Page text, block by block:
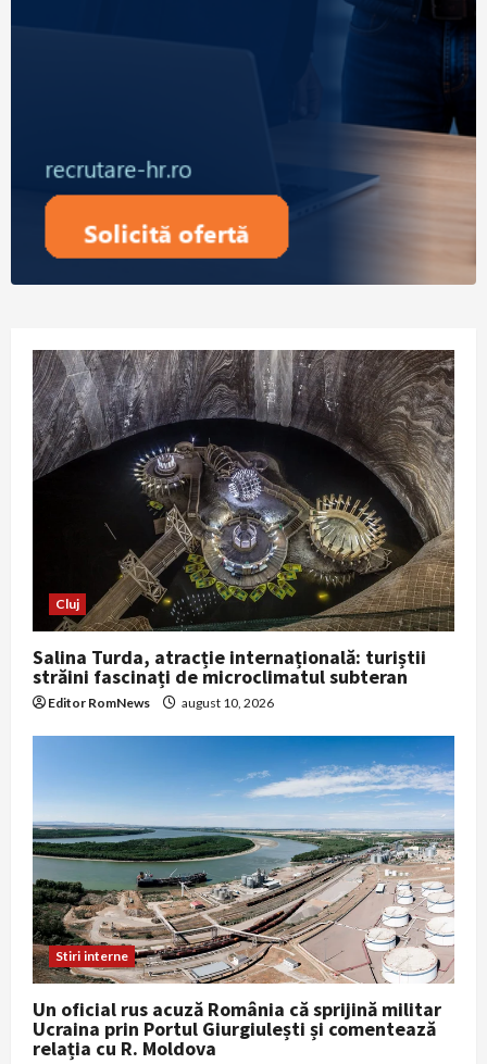
Cluj
Salina Turda, atracție internațională: turiștii
străini fascinați de microclimatul subteran
Editor RomNews august 10, 2026
Stiri interne
Un oficial rus acuză România că sprijină militar
Ucraina prin Portul Giurgiulești și comentează
relația cu R. Moldova